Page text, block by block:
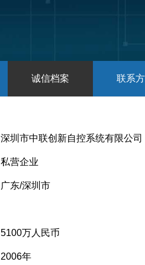
诚信档案 联系
深圳市中联创新自控系统有限公司
私营企业
广东/深圳市
5100万人民币
2006年